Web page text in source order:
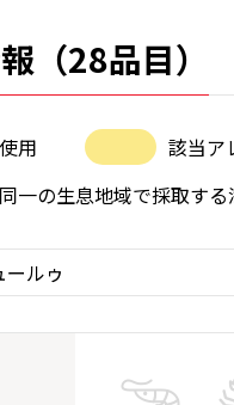
（28品目）
用
該当ア
一の生息地域で採取す